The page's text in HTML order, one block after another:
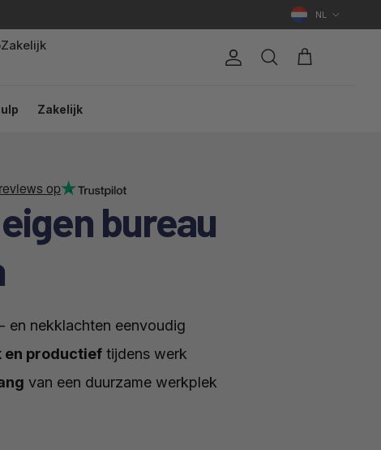
Land/Regio
NL
Zakelijk
Account
Zoeken Winkelwagen
Zakelijk
reviews op
bureau
en nekklachten eenvoudig
en productief tijdens werk
van een duurzame werkplek